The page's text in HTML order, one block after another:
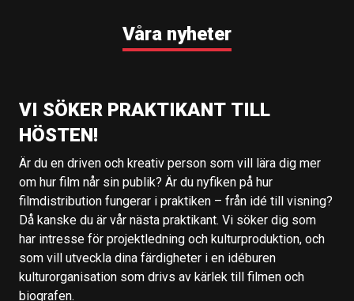
Våra nyheter
VI SÖKER PRAKTIKANT TILL
HÖSTEN!
Är du en driven och kreativ person som vill lära dig mer
om hur film når sin publik? Är du nyfiken på hur
filmdistribution fungerar i praktiken – från idé till visning?
Då kanske du är vår nästa praktikant. Vi söker dig som
har intresse för projektledning och kulturproduktion, och
som vill utveckla dina färdigheter i en idéburen
kulturorganisation som drivs av kärlek till filmen och
biografen.